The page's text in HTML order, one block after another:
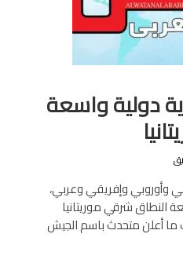
دولية واسعة
وأوروبي وإفريقي وعربي،
النطاق شرقي موريتانيا
أعلن متحدث باسم الجيش